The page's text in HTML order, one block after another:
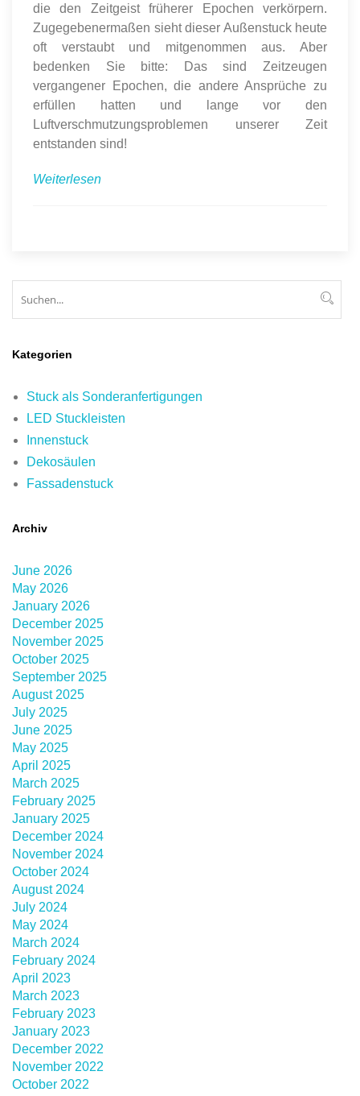
die den Zeitgeist früherer Epochen verkörpern.
Zugegebenermaßen sieht dieser Außenstuck heute
oft verstaubt und mitgenommen aus. Aber
bedenken Sie bitte: Das sind Zeitzeugen
vergangener Epochen, die andere Ansprüche zu
erfüllen hatten und lange vor den
Luftverschmutzungsproblemen unserer Zeit
entstanden sind!
Weiterlesen
Kategorien
Stuck als Sonderanfertigungen
LED Stuckleisten
Innenstuck
Dekosäulen
Fassadenstuck
Archiv
June 2026
May 2026
January 2026
December 2025
November 2025
October 2025
September 2025
August 2025
July 2025
June 2025
May 2025
April 2025
March 2025
February 2025
January 2025
December 2024
November 2024
October 2024
August 2024
July 2024
May 2024
March 2024
February 2024
April 2023
March 2023
February 2023
January 2023
December 2022
November 2022
October 2022